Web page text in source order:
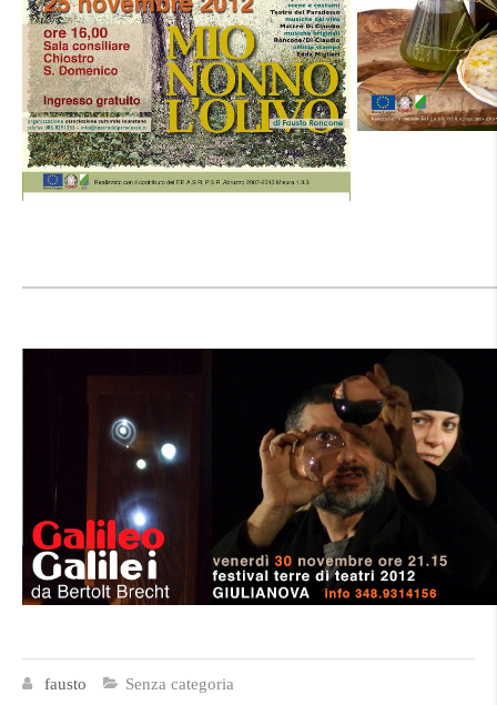
fausto Senza categoria